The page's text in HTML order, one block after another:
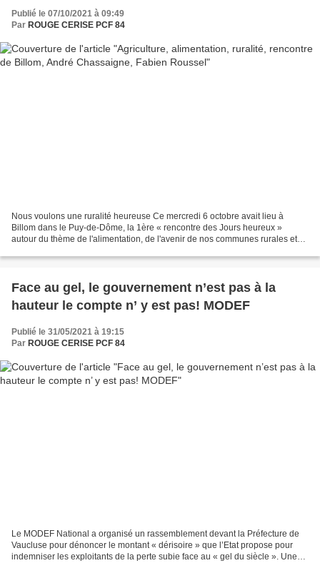
Publié le 07/10/2021 à 09:49
Par ROUGE CERISE PCF 84
Nous voulons une ruralité heureuse Ce mercredi 6 octobre avait lieu à
Billom dans le Puy-de-Dôme, la 1ère « rencontre des Jours heureux »
autour du thème de l'alimentation, de l'avenir de nos communes rurales et
Face au gel, le gouvernement n’est pas à la
hauteur le compte n’ y est pas! MODEF
Publié le 31/05/2021 à 19:15
Par ROUGE CERISE PCF 84
Le MODEF National a organisé un rassemblement devant la Préfecture de
Vaucluse pour dénoncer le montant « dérisoire » que l’Etat propose pour
indemniser les exploitants de la perte subie face au « gel du siècle ». Une